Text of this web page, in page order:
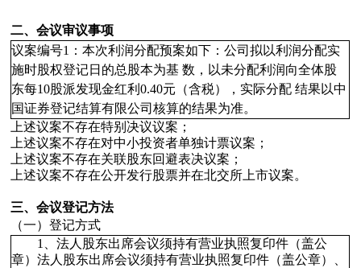
二、会议审议事项
议案编号1 ：本次利润分配预案如下：公司拟以利润分配实
施时股权登记日的总股本为基 数，以未分配利润向全体股
东每10股派发现金红利0.40元（含税），实际分配 结果以中
国证券登记结算有限公司核算的结果为准。
上述议案不存在特别决议议案；
上述议案不存在对中小投资者单独计票议案；
上述议案不存在关联股东回避表决议案；
上述议案不存在公开发行股票并在北交所上市议案。
三、会议登记方法
（一）登记方式
1
、法人股东出席会议须持有营业执照复印件（盖公
章）法人股东出席会议须持有营业执照复印件（盖公章）、